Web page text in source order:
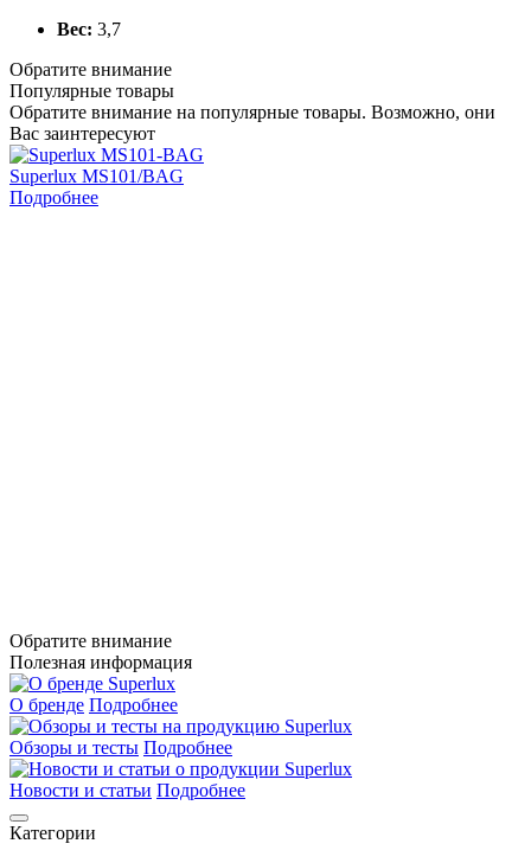
Вес: 3,7
Обратите внимание
Популярные товары
Обратите внимание на популярные товары. Возможно, они
Вас заинтересуют
Superlux MS101/BAG
Подробнее
Обратите внимание
Полезная информация
О бренде Подробнее
Обзоры и тесты Подробнее
Новости и статьи Подробнее
Категории